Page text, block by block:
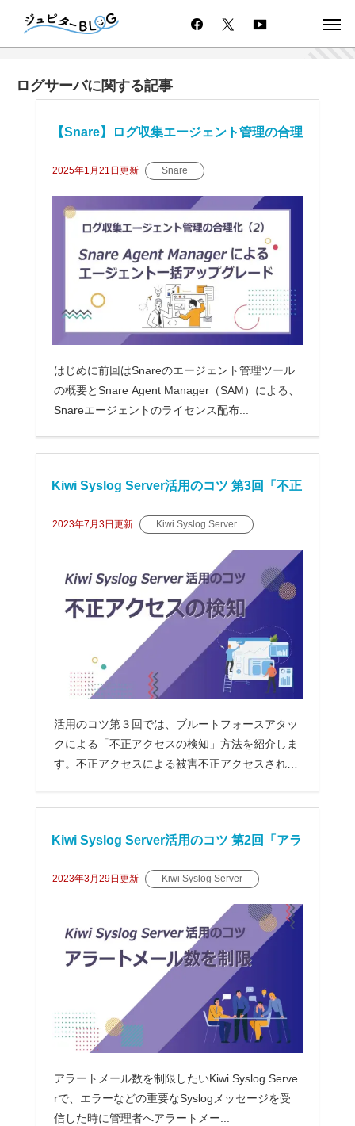
ログサーバに関する記事
【Snare】ログ収集エージェント管理の合理
化（2）Snare Agent Manager（SAM）に
よるエージェント一括アップグレード
2025年1月21日 更新 Snare
はじめに前回はSnareのエージェント管理ツール
の概要とSnare Agent Manager（SAM）による、
Snareエージェントのライセンス配布...
Kiwi Syslog Server活用のコツ 第3回「不正
アクセスの検知」
2023年7月3日 更新 Kiwi Syslog Server
活用のコツ第３回では、ブルートフォースアタッ
クによる「不正アクセスの検知」方法を紹介しま
す。不正アクセスによる被害不正アクセスされた
Kiwi Syslog Server活用のコツ 第2回「アラ
ートメール数を制限」
2023年3月29日更新 Kiwi Syslog Server
アラートメール数を制限したいKiwi Syslog Serve
rで、エラーなどの重要なSyslogメッセージを受
信した時に管理者へアラートメー...